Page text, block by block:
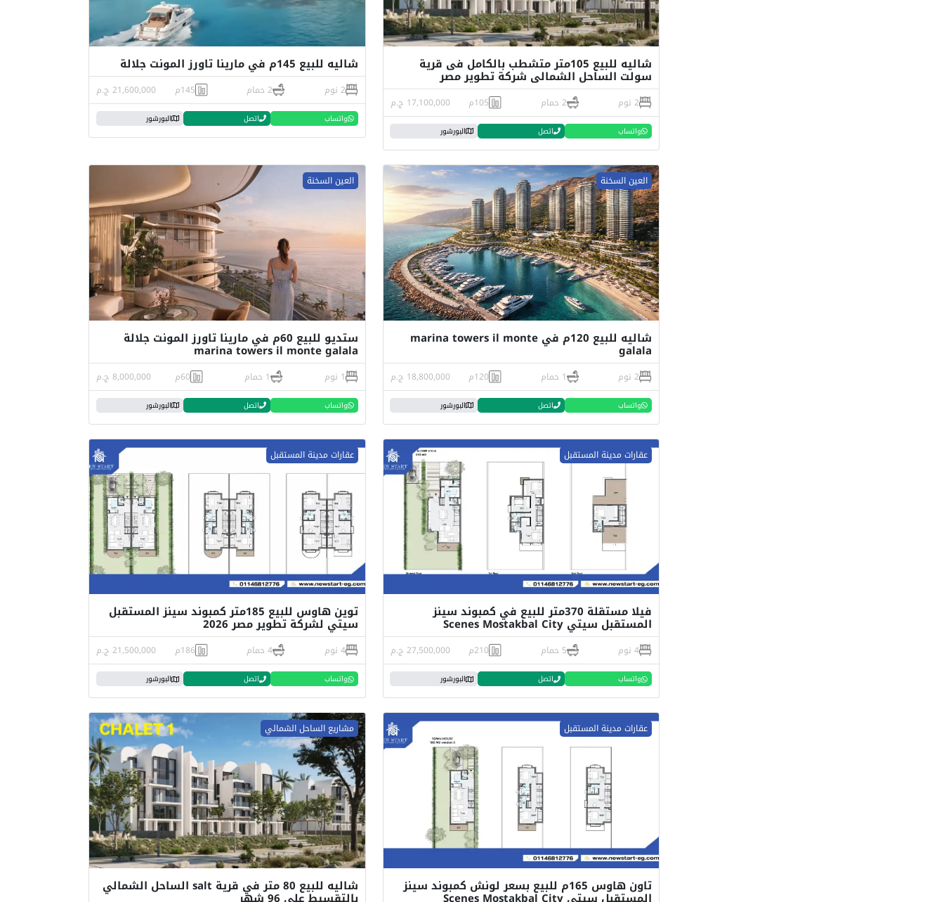
شاليه للبيع 105متر متشطب بالكامل فى قرية
سولت الساحل الشمالى شركة تطوير مصر
2 نوم 2 حمام 105م 17,100,000 ج.م
واتساب اتصل البورشور
شاليه للبيع 145م في مارينا تاورز المونت جلالة
2 نوم 2 حمام 145م 21,600,000 ج.م
واتساب اتصل البورشور
العين السخنة
شاليه للبيع 120م في marina towers il monte
galala
2 نوم 1 حمام 120م 18,800,000 ج.م
واتساب اتصل البورشور
العين السخنة
ستديو للبيع 60م في مارينا تاورز المونت جلالة
marina towers il monte galala
1 نوم 1 حمام 60م 8,000,000 ج.م
واتساب اتصل البورشور
عقارات مدينة المستقبل
فيلا مستقلة 370متر للبيع في كمبوند سينز
المستقبل سيتي Scenes Mostakbal City
4 نوم 5 حمام 210م 27,500,000 ج.م
واتساب اتصل البورشور
عقارات مدينة المستقبل
توين هاوس للبيع 185متر كمبوند سينز المستقبل
سيتي لشركة تطوير مصر 2026
4 نوم 4 حمام 186م 21,500,000 ج.م
واتساب اتصل البورشور
عقارات مدينة المستقبل
تاون هاوس 165م للبيع بسعر لونش كمبوند سينز
مشاريع الساحل الشمالي
شاليه للبيع 80 متر في قرية salt الساحل الشمالي